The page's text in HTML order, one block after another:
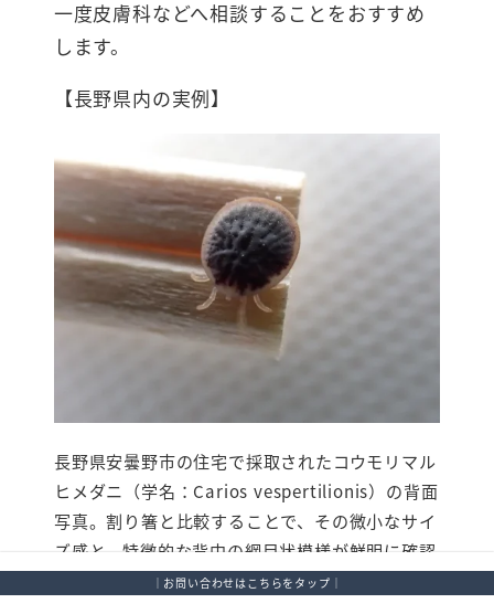
一度皮膚科などへ相談することをおすすめ
します。
【長野県内の実例】
長野県安曇野市の住宅で採取されたコウモリマル
ヒメダニ（学名：Carios vespertilionis）の背面
写真。割り箸と比較することで、その微小なサイ
ズ感と、特徴的な背中の網目状模様が鮮明に確認
できる貴重な記録。｜お問い合わせはこちらをタップ｜